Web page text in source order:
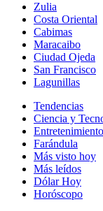
Zulia
Costa Oriental
Cabimas
Maracaibo
Ciudad Ojeda
San Francisco
Lagunillas
Tendencias
Ciencia y
Entretenimiento
Farándula
Más visto hoy
Más leídos
Dólar Hoy
Horóscopo